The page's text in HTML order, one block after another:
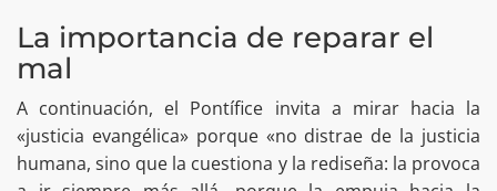
La importancia de reparar el
mal
A continuación, el Pontífice invita a mirar hacia la
«justicia evangélica» porque «no distrae de la justicia
humana, sino que la cuestiona y la rediseña: la provoca